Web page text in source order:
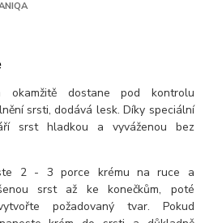
okamžitě dostane pod kontrolu
srsti, dodává lesk. Díky speciální
srst hladkou a vyváženou bez
2 - 3 porce krému na ruce a
srst až ke konečkům, poté
požadovaný tvar. Pokud